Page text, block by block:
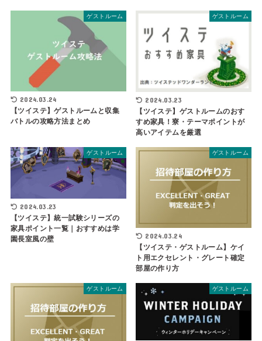
ゲストルーム
2024.03.24
【ツイステ】ゲストルームと収集
バトルの攻略方法まとめ
ゲストルーム
2024.03.23
【ツイステ】ゲストルームのおす
すめ家具！寮・テーマポイントが
高いアイテムを厳選
ゲストルーム
2024.03.23
【ツイステ】統一試験シリーズの
家具ポイント一覧｜おすすめは学
園長室風の壁
ゲストルーム
2024.03.24
【ツイステ・ゲストルーム】ケイ
ト用エクセレント・グレート確定
部屋の作り方
ゲストルーム ゲストルーム